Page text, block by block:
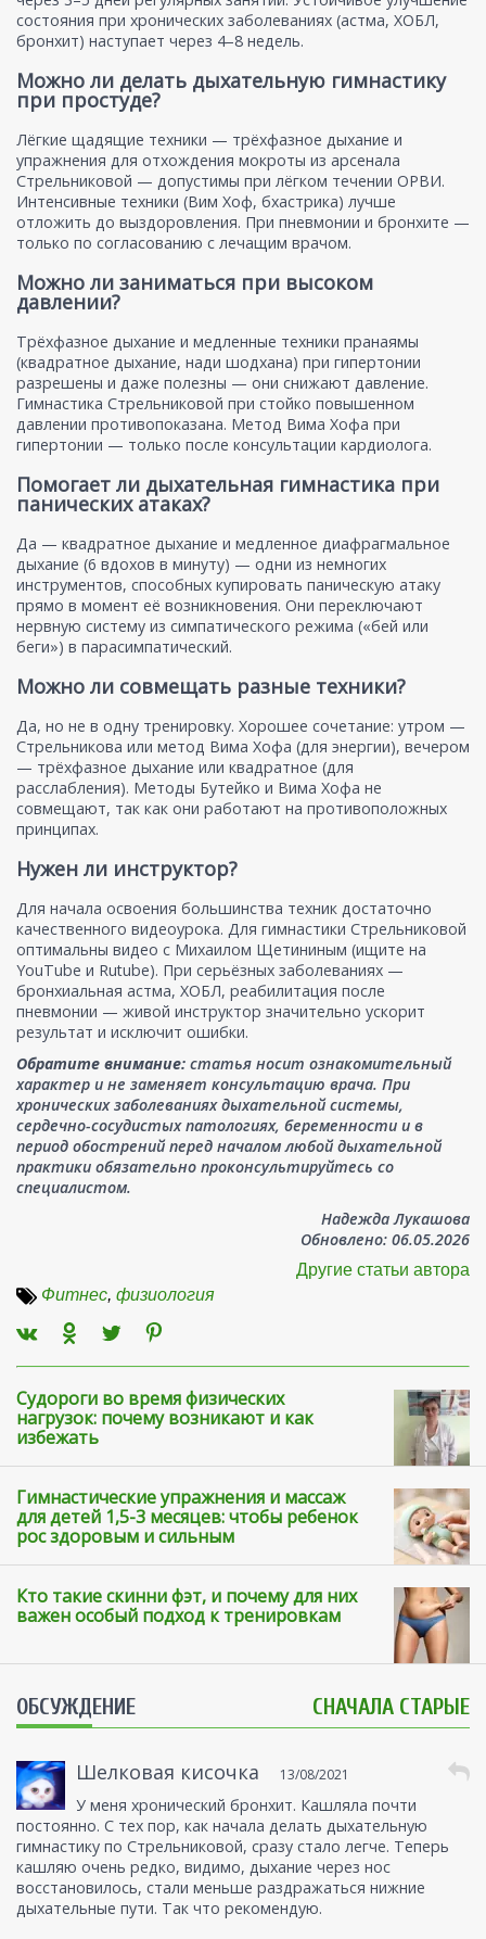
состояния при хронических заболеваниях (астма, ХОБЛ,
бронхит) наступает через 4–8 недель.
Можно ли делать дыхательную гимнастику
при простуде?
Лёгкие щадящие техники — трёхфазное дыхание и
упражнения для отхождения мокроты из арсенала
Стрельниковой — допустимы при лёгком течении ОРВИ.
Интенсивные техники (Вим Хоф, бхастрика) лучше
отложить до выздоровления. При пневмонии и бронхите —
только по согласованию с лечащим врачом.
Можно ли заниматься при высоком
давлении?
Трёхфазное дыхание и медленные техники пранаямы
(квадратное дыхание, нади шодхана) при гипертонии
разрешены и даже полезны — они снижают давление.
Гимнастика Стрельниковой при стойко повышенном
давлении противопоказана. Метод Вима Хофа при
гипертонии — только после консультации кардиолога.
Помогает ли дыхательная гимнастика при
панических атаках?
Да — квадратное дыхание и медленное диафрагмальное
дыхание (6 вдохов в минуту) — одни из немногих
инструментов, способных купировать паническую атаку
прямо в момент её возникновения. Они переключают
нервную систему из симпатического режима («бей или
беги») в парасимпатический.
Можно ли совмещать разные техники?
Да, но не в одну тренировку. Хорошее сочетание: утром —
Стрельникова или метод Вима Хофа (для энергии), вечером
— трёхфазное дыхание или квадратное (для
расслабления). Методы Бутейко и Вима Хофа не
совмещают, так как они работают на противоположных
принципах.
Нужен ли инструктор?
Для начала освоения большинства техник достаточно
качественного видеоурока. Для гимнастики Стрельниковой
оптимальны видео с Михаилом Щетининым (ищите на
YouTube и Rutube). При серьёзных заболеваниях —
бронхиальная астма, ХОБЛ, реабилитация после
пневмонии — живой инструктор значительно ускорит
результат и исключит ошибки.
Обратите внимание: статья носит ознакомительный
характер и не заменяет консультацию врача. При
хронических заболеваниях дыхательной системы,
сердечно-сосудистых патологиях, беременности и в
период обострений перед началом любой дыхательной
практики обязательно проконсультируйтесь со
специалистом.
Надежда Лукашова
Обновлено: 06.05.2026
Другие статьи автора
Фитнес, физиология
Судороги во время физических
нагрузок: почему возникают и как
избежать
Гимнастические упражнения и массаж
для детей 1,5-3 месяцев: чтобы ребенок
рос здоровым и сильным
Кто такие скинни фэт, и почему для них
важен особый подход к тренировкам
ОБСУЖДЕНИЕ СНАЧАЛА СТАРЫЕ
Шелковая кисочка 13/08/2021
У меня хронический бронхит. Кашляла почти
постоянно. С тех пор, как начала делать дыхательную
гимнастику по Стрельниковой, сразу стало легче. Теперь
кашляю очень редко, видимо, дыхание через нос
восстановилось, стали меньше раздражаться нижние
дыхательные пути. Так что рекомендую.